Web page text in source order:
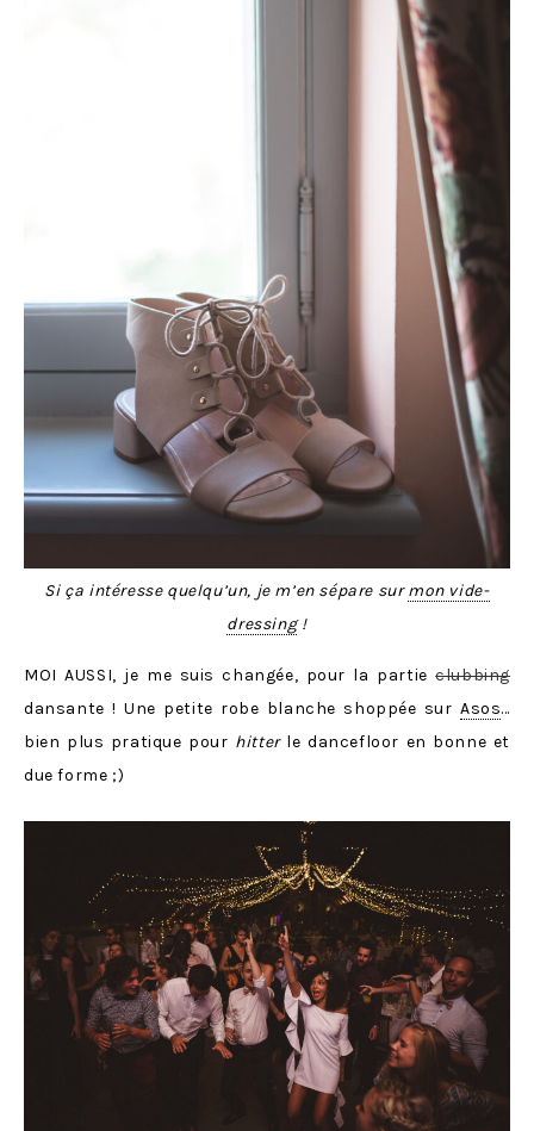
Si ça intéresse quelqu’un, je m’en sépare surmon vide-
dressing!
MOI AUSSI, je me suis changée, pour la partieclubbing
dansante ! Une petite robe blanche shoppée sur Asos…
bien plus pratique pour hitterle dancefloor en bonne et
due forme ;)